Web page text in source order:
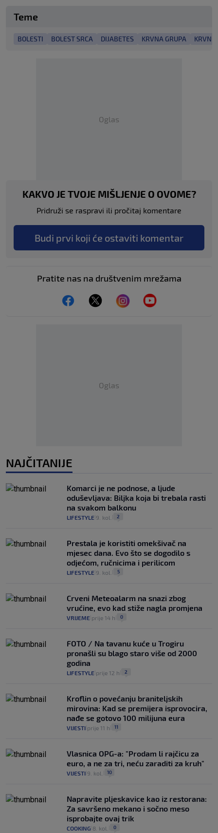
Teme
BOLESTI BOLEST SRCA DIJABETES KRVNA GRUPA KRVNI
Oglas
KAKVO JE TVOJE MIŠLJENJE O OVOME?
Pridruži se raspravi ili pročitaj komentare
Budi prvi koji će ostaviti komentar
Pratite nas na društvenim mrežama
Oglas
NAJČITANIJE
Komarci je ne podnose, a ljude
oduševljava: Biljka koja bi trebala rasti
na svakom balkonu
LIFESTYLE 9. kol. 2
Prestala je koristiti omekšivač na
mjesec dana. Evo što se dogodilo s
odjećom, ručnicima i perilicom
LIFESTYLE 9. kol. 5
Crveni Meteoalarm na snazi zbog
vrućine, evo kad stiže nagla promjena
VRIJEME prije 14 h 0
FOTO / Na tavanu kuće u Trogiru
pronašli su blago staro više od 2000
godina
LIFESTYLE prije 12 h 2
Kroflin o povećanju braniteljskih
mirovina: Kad se premijera isprovocira,
nađe se gotovo 100 milijuna eura
VIJESTI prije 11 h 11
Vlasnica OPG-a: "Prodam li rajčicu za
euro, a ne za tri, neću zaraditi za kruh"
VIJESTI 9. kol. 10
Napravite pljeskavice kao iz restorana:
Za savršeno mekano i sočno meso
isprobajte ovaj trik
COOKING 8. kol. 0